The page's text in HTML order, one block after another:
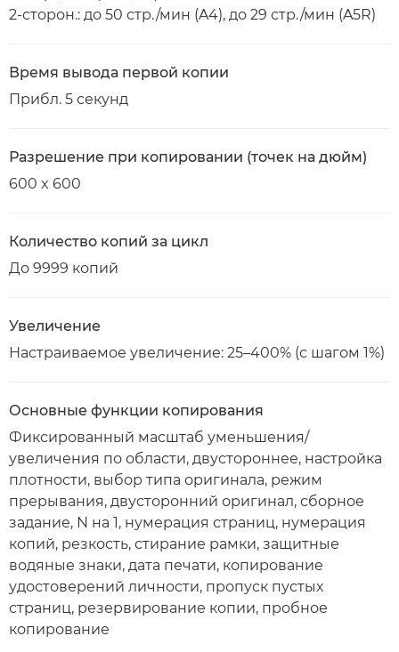
2-сторон.: до 50 стр./мин (A4), до 29 стр./мин (A5R)
Время вывода первой копии
Прибл. 5 секунд
Разрешение при копировании (точек на дюйм)
600 x 600
Количество копий за цикл
До 9999 копий
Увеличение
Настраиваемое увеличение: 25–400% (с шагом 1%)
Основные функции копирования
Фиксированный масштаб уменьшения/
увеличения по области, двустороннее, настройка
плотности, выбор типа оригинала, режим
прерывания, двусторонний оригинал, сборное
задание, N на 1, нумерация страниц, нумерация
копий, резкость, стирание рамки, защитные
водяные знаки, дата печати, копирование
удостоверений личности, пропуск пустых
страниц, резервирование копии, пробное
копирование